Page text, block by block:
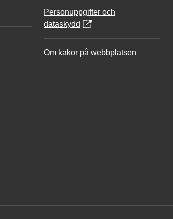
Personuppgifter och
dataskydd
Om kakor på webbplatsen